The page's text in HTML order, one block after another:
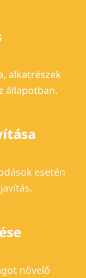
alkatrészek
állapotban.
esetén
növelő